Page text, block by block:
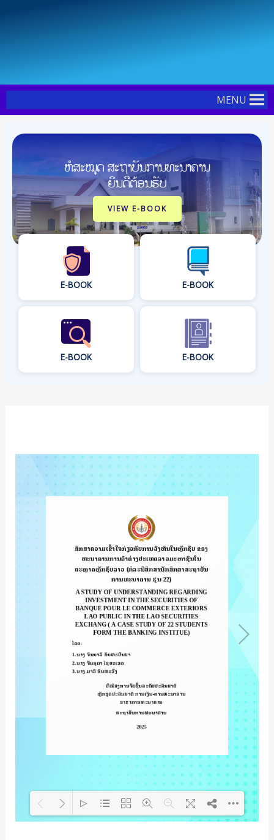
MENU
ຫໍສະໝຸດ ສະຖາບັນການທະນາຄານ
ຍິນດີຕ້ອນຮັບ
VIEW E-BOOK
E-BOOK E-BOOK
E-BOOK E-BOOK